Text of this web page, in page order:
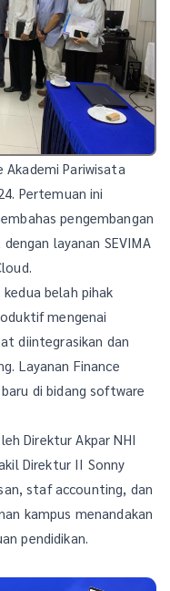
Akademi Pariwisata
Pertemuan ini
pengembangan
layanan SEVIMA
belah pihak
mengenai
diintegrasikan dan
Layanan Finance
di bidang software
Direktur Akpar NHI
Direktur II Sonny
staf accounting, dan
kampus menandakan
pendidikan.